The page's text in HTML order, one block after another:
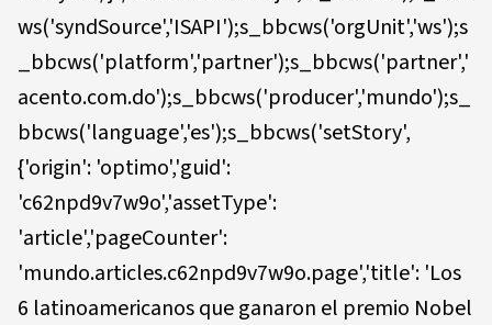
ws('syndSource','ISAPI');s_bbcws('orgUnit','ws');s
_bbcws('platform','partner');s_bbcws('partner','
acento.com.do');s_bbcws('producer','mundo');s_
bbcws('language','es');s_bbcws('setStory',
{'origin': 'optimo','guid':
'c62npd9v7w9o','assetType':
'article','pageCounter':
'mundo.articles.c62npd9v7w9o.page','title': 'Los
6 latinoamericanos que ganaron el premio Nobel